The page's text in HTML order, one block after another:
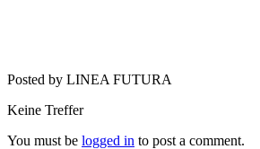
Posted by LINEA FUTURA
Keine Treffer
You must be logged in to post a comment.